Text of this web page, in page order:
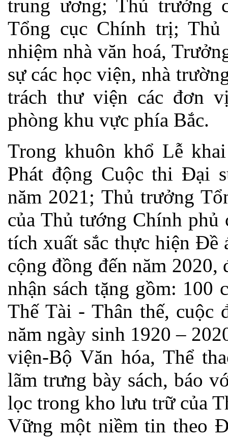
trung ương; Thủ trưởng
Tổng cục Chính trị;
nhiệm nhà văn hoá,
sự các học viện, nhà
trách thư viện các đơn
phòng khu vực phía Bắc.
Trong khuôn khổ Lễ
Phát động Cuộc thi Đại
năm 2021; Thủ trưởng
của Thủ tướng Chính
tích xuất sắc thực hiện Đề
cộng đồng đến năm
nhận sách tặng gồm: 100
Thế Tài - Thân thế, cuộc
năm ngày sinh 1920 –
viện-Bộ Văn hóa, Thể
lãm trưng bày sách, báo
lọc trong kho lưu trữ của
Vững một niềm tin theo